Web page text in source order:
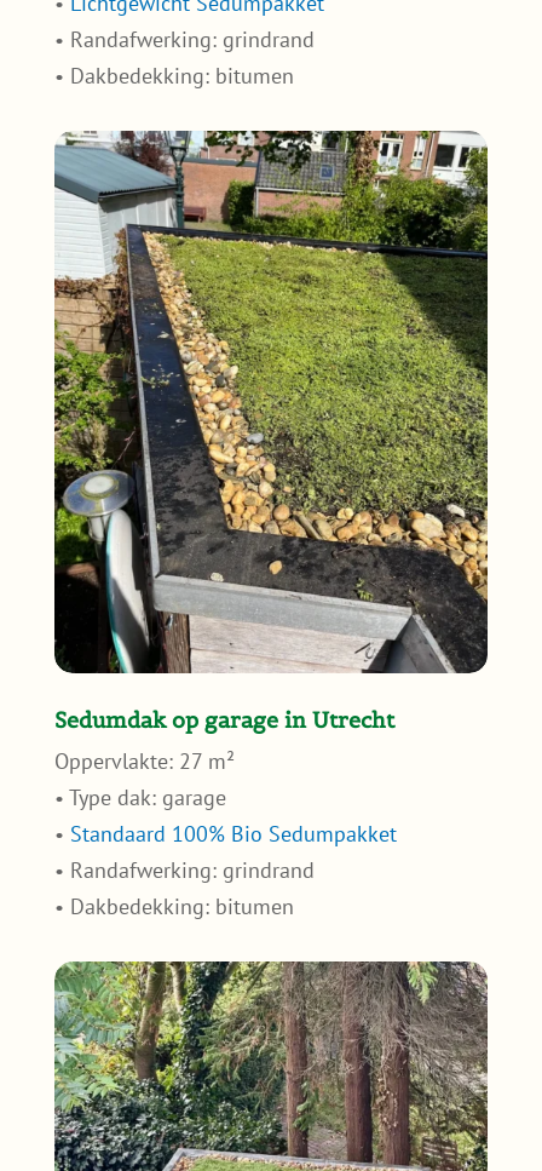
• Randafwerking: grindrand
• Dakbedekking: bitumen
Sedumdak op garage in Utrecht
Oppervlakte: 27 m²
• Type dak: garage
• Standaard 100% Bio Sedumpakket
• Randafwerking: grindrand
• Dakbedekking: bitumen